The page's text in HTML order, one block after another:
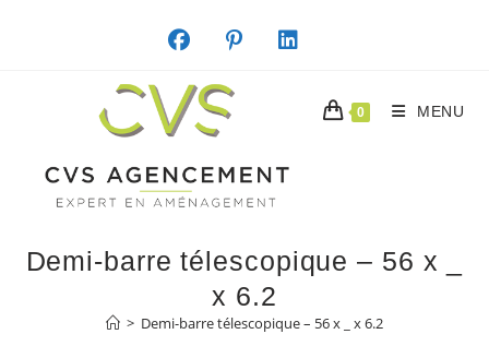
0 MENU
Demi-barre télescopique – 56 x _
x 6.2
> Demi-barre télescopique – 56 x _ x 6.2